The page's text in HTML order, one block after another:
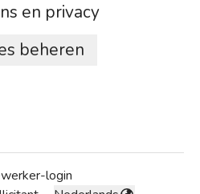
en privacy
beheren
login